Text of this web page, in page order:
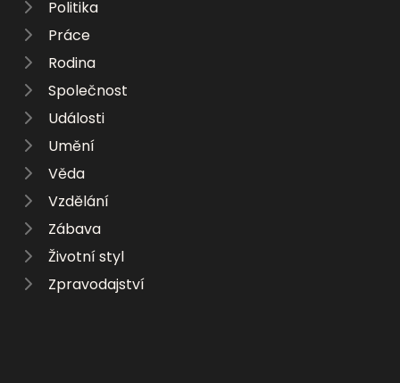
Politika
Práce
Rodina
Společnost
Události
Umění
Věda
Vzdělání
Zábava
Životní styl
Zpravodajství